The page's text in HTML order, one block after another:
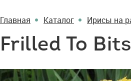
Главная Каталог Ирисы на
Frilled To Bits
Frilled